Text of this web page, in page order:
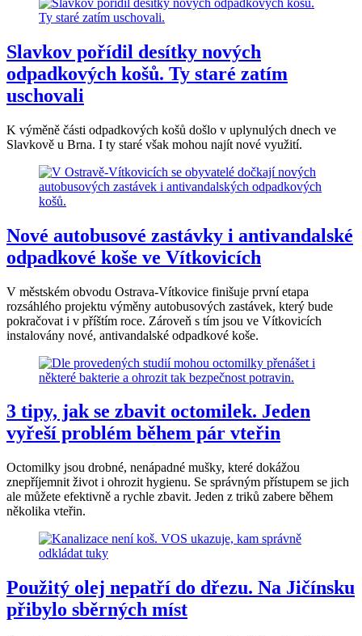
Slavkov pořídil desítky nových
odpadkových košů. Ty staré zatím
uschovali
K výměně části odpadkových košů došlo v uplynulých dnech ve
Slavkově u Brna. I ty staré však mohou najít nové využití.
Nové autobusové zastávky i antivandalské
odpadkové koše ve Vítkovicích
V městském obvodu Ostrava-Vítkovice finišuje první etapa
rozsáhlého projektu výměny autobusových zastávek, který bude
pokračovat i v příštím roce. Zároveň s tím jsou ve Vítkovicích
instalovány nové, antivandalské odpadkové koše.
3 tipy, jak se zbavit octomilek. Jeden
vyřeší problém během pár vteřin
Octomilky jsou drobné, nenápadné mušky, které dokážou
znepříjemnit život i ohrozit hygienu. Se správným přístupem se jich
ale můžete efektivně a rychle zbavit. Jeden z triků zabere během
několika vteřin.
Použitý olej nepatří do dřezu. Na Jičínsku
přibylo sběrných míst